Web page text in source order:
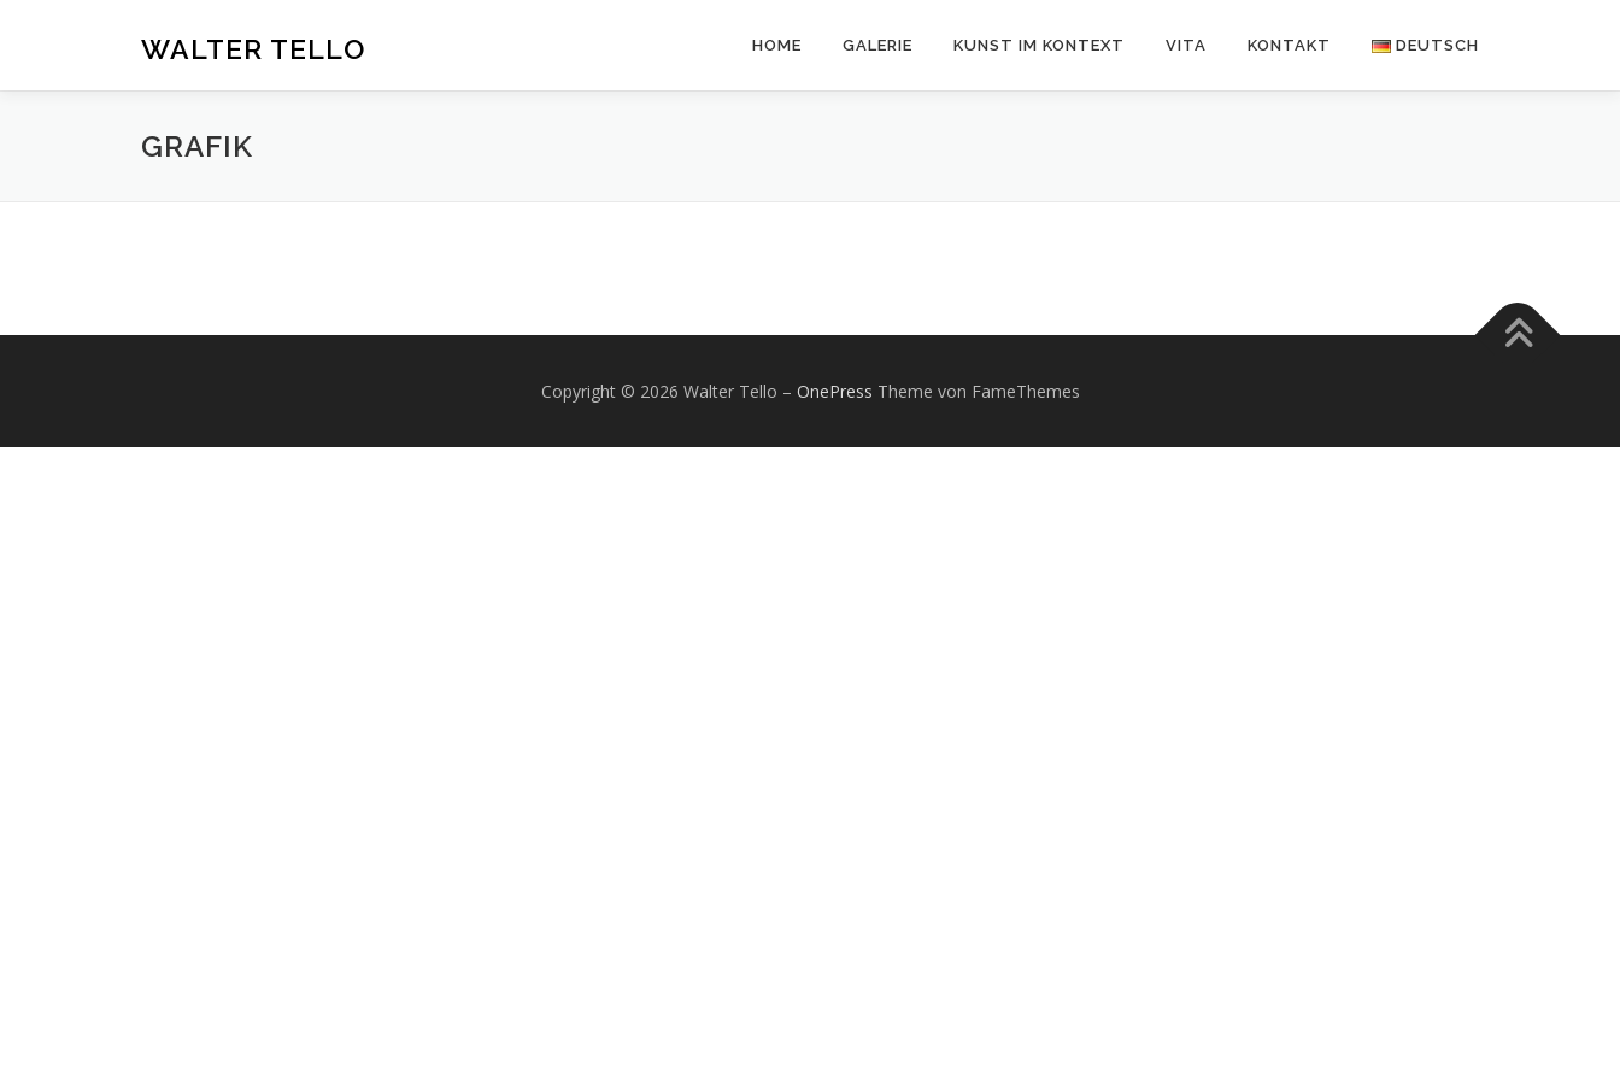
WALTER TELLO HOME GALERIE KUNST IM KONTEXT VITA KONTAKT DEUTSCH
GRAFIK
Copyright © 2026 Walter Tello – OnePress Theme von FameThemes